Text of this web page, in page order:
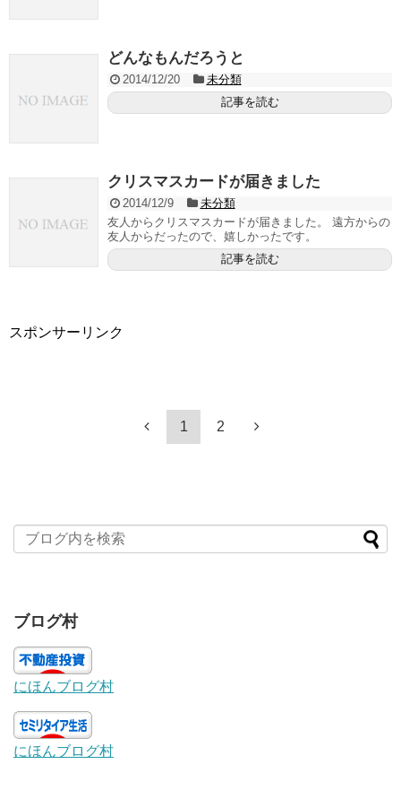
どんなもんだろうと
2014/12/20
未分類
記事を読む
クリスマスカードが届きました
2014/12/9
未分類
友人からクリスマスカードが届きました。 遠方からの
友人からだったので、嬉しかったです。
記事を読む
スポンサーリンク
1 2
ブログ村
にほんブログ村
にほんブログ村